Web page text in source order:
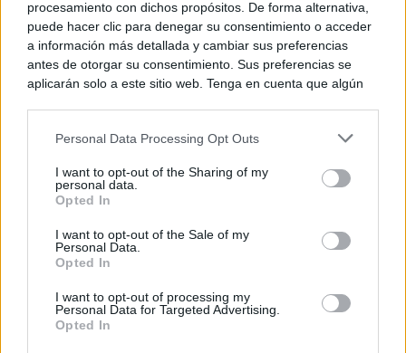
procesamiento con dichos propósitos. De forma alternativa,
puede hacer clic para denegar su consentimiento o acceder
a información más detallada y cambiar sus preferencias
antes de otorgar su consentimiento. Sus preferencias se
aplicarán solo a este sitio web. Tenga en cuenta que algún
rechazar tal procesamiento. Puede cambiar sus preferencias
a este sitio y haciendo clic en el botón "Privacidad" en la
parte inferior de la página web.
Please note that this website/app uses one or more Google
services and may gather and store information including but
not limited to your visit or usage behaviour. You may click to
use your data for below specified purposes in below Google
consent section.
Personal Data Processing Opt Outs
I want to opt-out of the Sharing of my
personal data.
Opted In
I want to opt-out of the Sale of my
Personal Data.
Opted In
I want to opt-out of processing my
Personal Data for Targeted Advertising.
Opted In
técnica, expresión tipográfica y compromiso con el
entorno, convirtiendo los espacios públicos en
soportes vivos de comunicación artística.
En esta ocasión, traslada su lenguaje visual al mundo
del cine con una propuesta gráfica que busca
representar al festival desde tres características que